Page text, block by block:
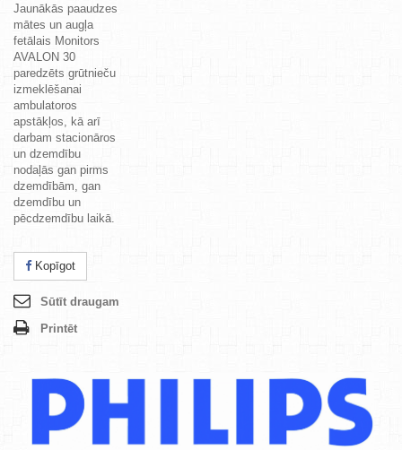
Jaunākās paaudzes
mātes un augļa
fetālais Monitors
AVALON 30
paredzēts grūtnieču
izmeklēšanai
ambulatoros
apstākļos, kā arī
darbam stacionāros
un dzemdību
nodaļās gan pirms
dzemdībām, gan
dzemdību un
pēcdzemdību laikā.
Kopīgot
Sūtīt draugam
Printēt